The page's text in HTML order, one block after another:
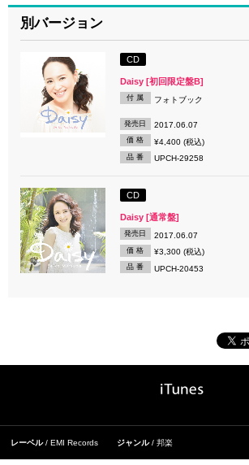
別バージョン
CD
Daisy [初回限定盤B]
付 属 フォトブック
発売日 2017.06.07
価 格 ¥4,400 (税込)
品 番 UPCH-29258
CD
Daisy [通常盤]
発売日 2017.06.07
価 格 ¥3,300 (税込)
品 番 UPCH-20453
レーベル EMI Records ジャンル 邦楽